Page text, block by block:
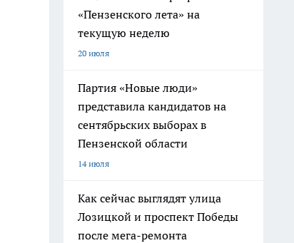
«Пензенского лета» на
текущую неделю
20 июля
Партия «Новые люди»
представила кандидатов на
сентябрьских выборах в
Пензенской области
14 июля
Как сейчас выглядят улица
Лозицкой и проспект Победы
после мега-ремонта